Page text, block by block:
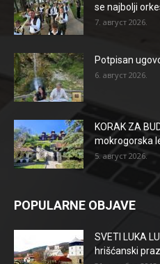
se najbolji
7. август 2026.
Potpisan
6. август 2026.
KORAK ZA
mokrogorska
5. август 2026.
POPULARNE OBJAVE
SVETI LUKA
hrišćanski